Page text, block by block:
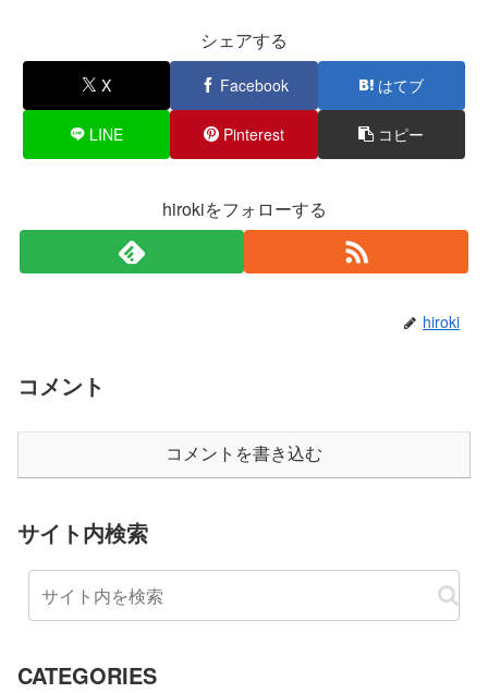
シェアする
X Facebook はてブ
LINE Pinterest コピー
hirokiをフォローする
hiroki
コメント
コメントを書き込む
サイト内検索
CATEGORIES